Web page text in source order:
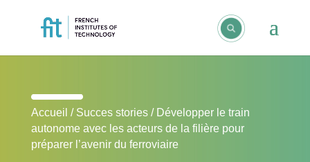
Accueil / Succes stories/ Développer le train
autonome avec les acteurs de la filière pour
préparer l’avenir du ferroviaire